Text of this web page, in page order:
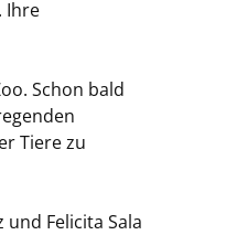
Ihre
Schon bald
Tiere zu
Felicita Sala